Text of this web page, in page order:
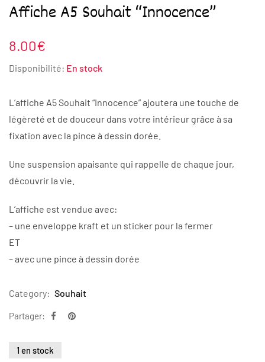
Affiche A5 Souhait “Innocence”
8.00€
Disponibilité: En stock
L’affiche A5 Souhait “Innocence” ajoutera une touche de
légèreté et de douceur dans votre intérieur grâce à sa
fixation avec la pince à dessin dorée.
Une suspension apaisante qui rappelle de chaque jour,
découvrir la vie.
L’affiche est vendue avec:
– une enveloppe kraft et un sticker pour la fermer
ET
– avec une pince à dessin dorée
Category: Souhait
Partager:
1 en stock